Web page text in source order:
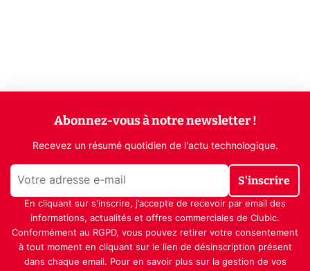
Abonnez-vous à notre newsletter !
Recevez un résumé quotidien de l'actu technologique.
S'inscrire
En cliquant sur s'inscrire, j’accepte de recevoir par email des
informations, actualités et offres commerciales de Clubic.
Conformément au RGPD, vous pouvez retirer votre consentement
à tout moment en cliquant sur le lien de désinscription présent
dans chaque email. Pour en savoir plus sur la gestion de vos